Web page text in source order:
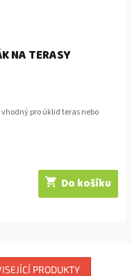
NA TERASY
Do košíku
pro úklid teras nebo
PRODUKTY